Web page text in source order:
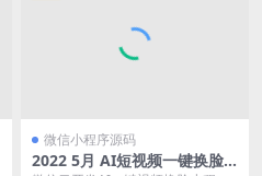
微信小程序源码
2022 5月 AI短视频一键换脸